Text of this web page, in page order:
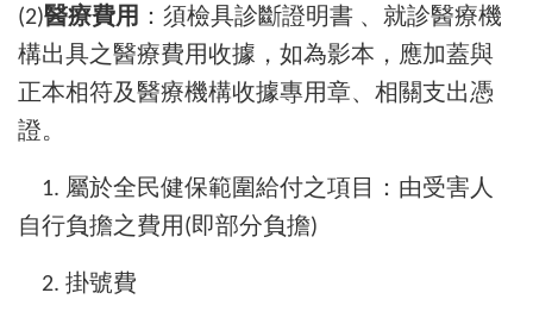
(2)醫療費用 ：須檢具診斷證明書 、就診醫療機
構出具之醫療費用收據，如為影本，應加蓋與
正本相符及醫療機構收據專用章、相關支出憑
證。
1. 屬於全民健保範圍給付之項目：由受害人
自行負擔之費用(即部分負擔)
2. 掛號費